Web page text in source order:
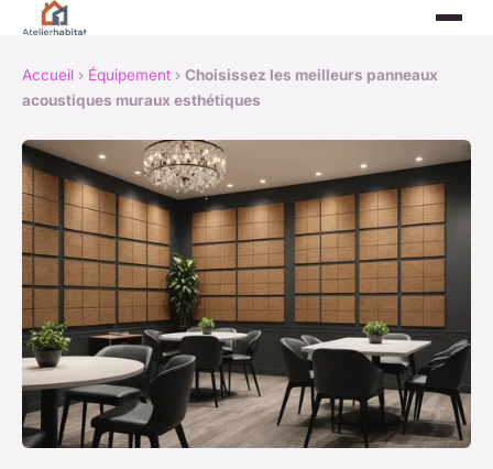
Accueil › Équipement › Choisissez les meilleurs panneaux
acoustiques muraux esthétiques